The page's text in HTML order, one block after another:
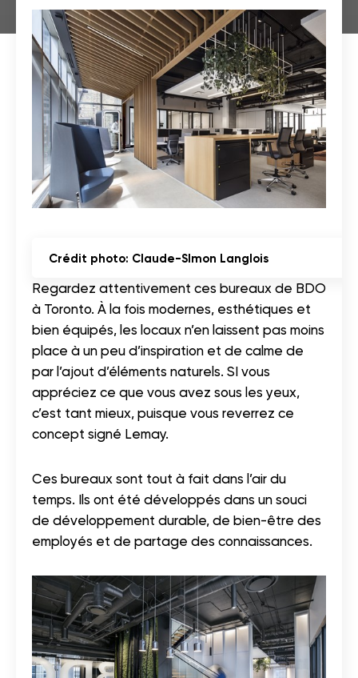
Crédit photo: Claude-SImon Langlois
Regardez attentivement ces bureaux de BDO
à Toronto. À la fois modernes, esthétiques et
bien équipés, les locaux n’en laissent pas moins
place à un peu d’inspiration et de calme de
par l’ajout d’éléments naturels. SI vous
appréciez ce que vous avez sous les yeux,
c’est tant mieux, puisque vous reverrez ce
concept signé Lemay.
Ces bureaux sont tout à fait dans l’air du
temps. Ils ont été développés dans un souci
de développement durable, de bien-être des
employés et de partage des connaissances.